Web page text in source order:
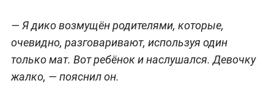
— Я дико возмущён родителями, которые,
очевидно, разговаривают, используя один
только мат. Вот ребёнок и наслушался. Девочку
жалко, — пояснил он.